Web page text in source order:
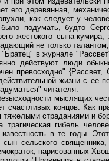
его деревянная,
как следует у
подумать, будто
жестокого сына-
не только
в журнале
действуют люди
превосходно"
жизни с ее
читателя.
мыслящих
счастливых концов. Как
страданиями и
гибель
в те годы.
сын сельского
нарисованных